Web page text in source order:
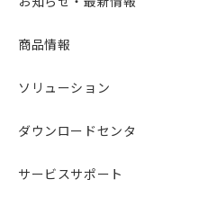
商品情報
ソリューション
ダウンロードセンタ
サービスサポート